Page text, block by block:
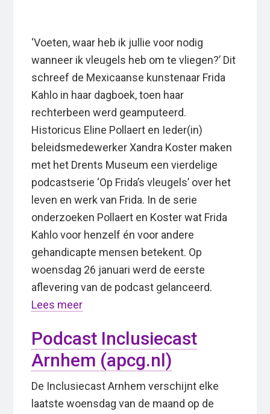
‘Voeten, waar heb ik jullie voor nodig
wanneer ik vleugels heb om te vliegen?’ Dit
schreef de Mexicaanse kunstenaar Frida
Kahlo in haar dagboek, toen haar
rechterbeen werd geamputeerd.
Historicus Eline Pollaert en Ieder(in)
beleidsmedewerker Xandra Koster maken
met het Drents Museum een vierdelige
podcastserie ‘Op Frida’s vleugels’ over het
leven en werk van Frida. In de serie
onderzoeken Pollaert en Koster wat Frida
Kahlo voor henzelf én voor andere
gehandicapte mensen betekent. Op
woensdag 26 januari werd de eerste
aflevering van de podcast gelanceerd.
Lees meer
Podcast Inclusiecast
Arnhem (apcg.nl)
De Inclusiecast Arnhem verschijnt elke
laatste woensdag van de maand op de